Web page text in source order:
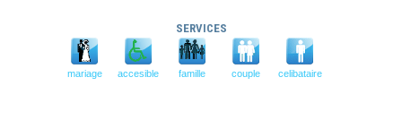
SERVICES
mariage accesible famille couple celibataire